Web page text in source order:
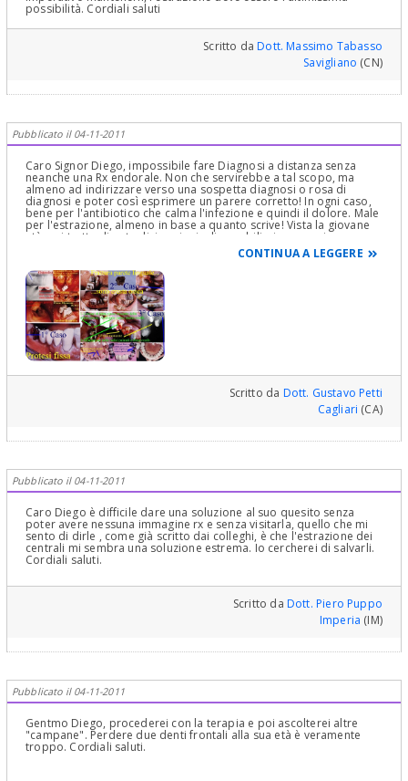
possibilità. Cordiali saluti
Scritto daDott. Massimo Tabasso
Savigliano (CN)
Pubblicato il 04-11-2011
Caro Signor Diego, impossibile fare Diagnosi a distanza senza
neanche una Rx endorale. Non che servirebbe a tal scopo, ma
almeno ad indirizzare verso una sospetta diagnosi o rosa di
diagnosi e poter così esprimere un parere corretto! In ogni caso,
bene per l'antibiotico che calma l'infezione e quindi il dolore. Male
per l'estrazione, almeno in base a quanto scrive! Vista la giovane
età o si tratta di osteolisi periapicali, curabilissime per via
endodontica o retrograda chirurgica o si tratta di endoparodontiti
o parodontiti curabilissime con chirurgia ossea parodontale!
Evidentemente il collega Spagnolo non vuole perdere tempo nè
con l'una nè con l'altra terapia perchè non voglio pensare che non
le sappia fare e le propone le estrazioni, tanto poi lei, deturpato
da esse, tornerebbe in Italia e chi si è visto si è visto! Quindi
continui l'assunzione degli antibiotoci prescritti (anche se non
sono certo gli ideali per raggiungere un osso infetto) e, tornato in
Italia, si faccia salvare, se possibile ovviamente i denti. Quel se
possibile si riferirebbe solo ad una eventuiale parodontite
di 14 mm in sei punti di ogni dente di entrambi i denti. Ma questa,
vista l'età, a meno che non abbia patologie serie del sistema
immunitario, è pressocchè impossibile, quindi i suoi denti saranno
sicuramente salvabili. Le lascio una foto di denti giudicati tutti da
bocca da oltre 25 anni a dimostrazione che vale la pena
Clinici Complessi ed Ortodonzia e Pedodonzia la figlia Claudia
Petti, in Cagliari
CONTINUA A LEGGERE
Scritto da Dott. Gustavo Petti
Cagliari (CA)
Pubblicato il 04-11-2011
Caro Diego è difficile dare una soluzione al suo quesito senza
poter avere nessuna immagine rx e senza visitarla, quello che mi
sento di dirle , come già scritto dai colleghi, è che l'estrazione dei
centrali mi sembra una soluzione estrema. Io cercherei di salvarli.
Cordiali saluti.
Scritto da Dott. Piero Puppo
Imperia (IM)
Pubblicato il 04-11-2011
Gentmo Diego, procederei con la terapia e poi ascolterei altre
"campane". Perdere due denti frontali alla sua età è veramente
troppo. Cordiali saluti.